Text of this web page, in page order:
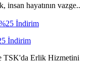
insan hayatının vazge..
İndirim
TSK'da Erlik Hizmetini